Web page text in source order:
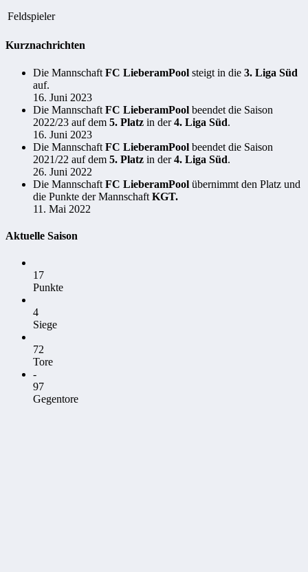
Feldspieler
Kurznachrichten
Die Mannschaft FC LieberamPool steigt in die 3. Liga Süd
auf.
16. Juni 2023
Die Mannschaft FC LieberamPool beendet die Saison
2022/23 auf dem 5. Platz in der4. Liga Süd.
16. Juni 2023
Die Mannschaft FC LieberamPool beendet die Saison
2021/22 auf dem 5. Platz in der4. Liga Süd.
26. Juni 2022
Die Mannschaft FC LieberamPool übernimmt den Platz und
die Punkte der Mannschaft KGT.
11. Mai 2022
Aktuelle Saison
17
Punkte
4
Siege
72
Tore
-
97
Gegentore